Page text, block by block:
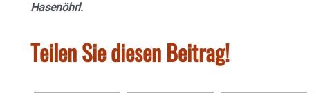
Hasenöhrl.
Teilen Sie diesen Beitrag!